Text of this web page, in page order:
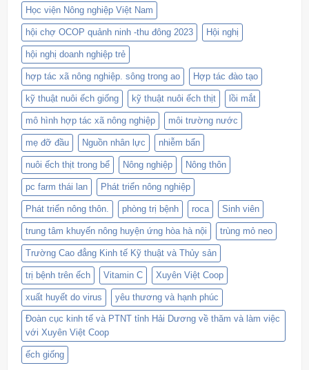
Học viện Nông nghiệp Việt Nam
hội chợ OCOP quảnh ninh -thu đông 2023 Hội nghị
hội nghị doanh nghiệp trẻ
hợp tác xã nông nghiệp. sông trong ao Hợp tác đào tạo
kỹ thuật nuôi ếch giống kỹ thuật nuôi ếch thịt lồi mắt
mô hình hợp tác xã nông nghiệp môi trường nước
mẹ đỡ đầu Nguồn nhân lực nhiễm bẩn
nuôi ếch thịt trong bể Nông nghiệp Nông thôn
pc farm thái lan Phát triển nông nghiệp
Phát triển nông thôn. phòng trị bệnh roca Sinh viên
trung tâm khuyến nông huyện ứng hòa hà nội trùng mỏ neo
Trường Cao đẳng Kinh tế Kỹ thuật và Thủy sản
trị bệnh trên ếch Vitamin C Xuyên Việt Coop
xuất huyết do virus yêu thương và hạnh phúc
Đoàn cục kinh tế và PTNT tỉnh Hải Dương về thăm và làm việc
với Xuyên Việt Coop
ếch giống